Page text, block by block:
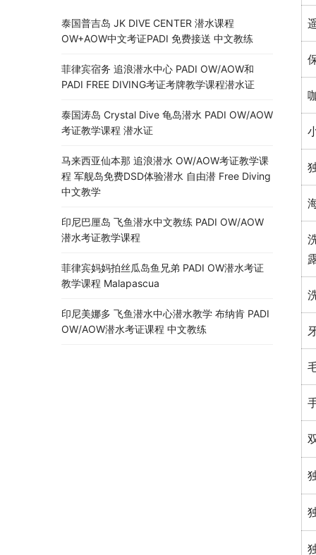
泰国普吉岛 JK DIVE CENTER 潜水课程
OW+AOW中文考证PADI 免费接送 中文教练
菲律宾宿务 追浪潜水中心 PADI OW/AOW和
PADI FREE DIVING考证考牌教学课程潜水证
泰国涛岛 Crystal Dive 龟岛潜水 PADI OW/AOW
考证教学课程 潜水证
马来西亚仙本那 追浪潜水 OW/AOW考证教学课
程 军舰岛免费DSD体验潜水 自由潜 Free Diving
中文教学
印尼巴厘岛 飞鱼潜水中文教练 PADI OW/AOW
潜水考证教学课程
菲律宾妈妈拍丝瓜岛鱼兄弟 PADI OW潜水考证
教学课程 Malapascua
印尼美娜多 飞鱼潜水中心潜水教学 布纳肯 PADI
OW/AOW潜水考证课程 中文教练